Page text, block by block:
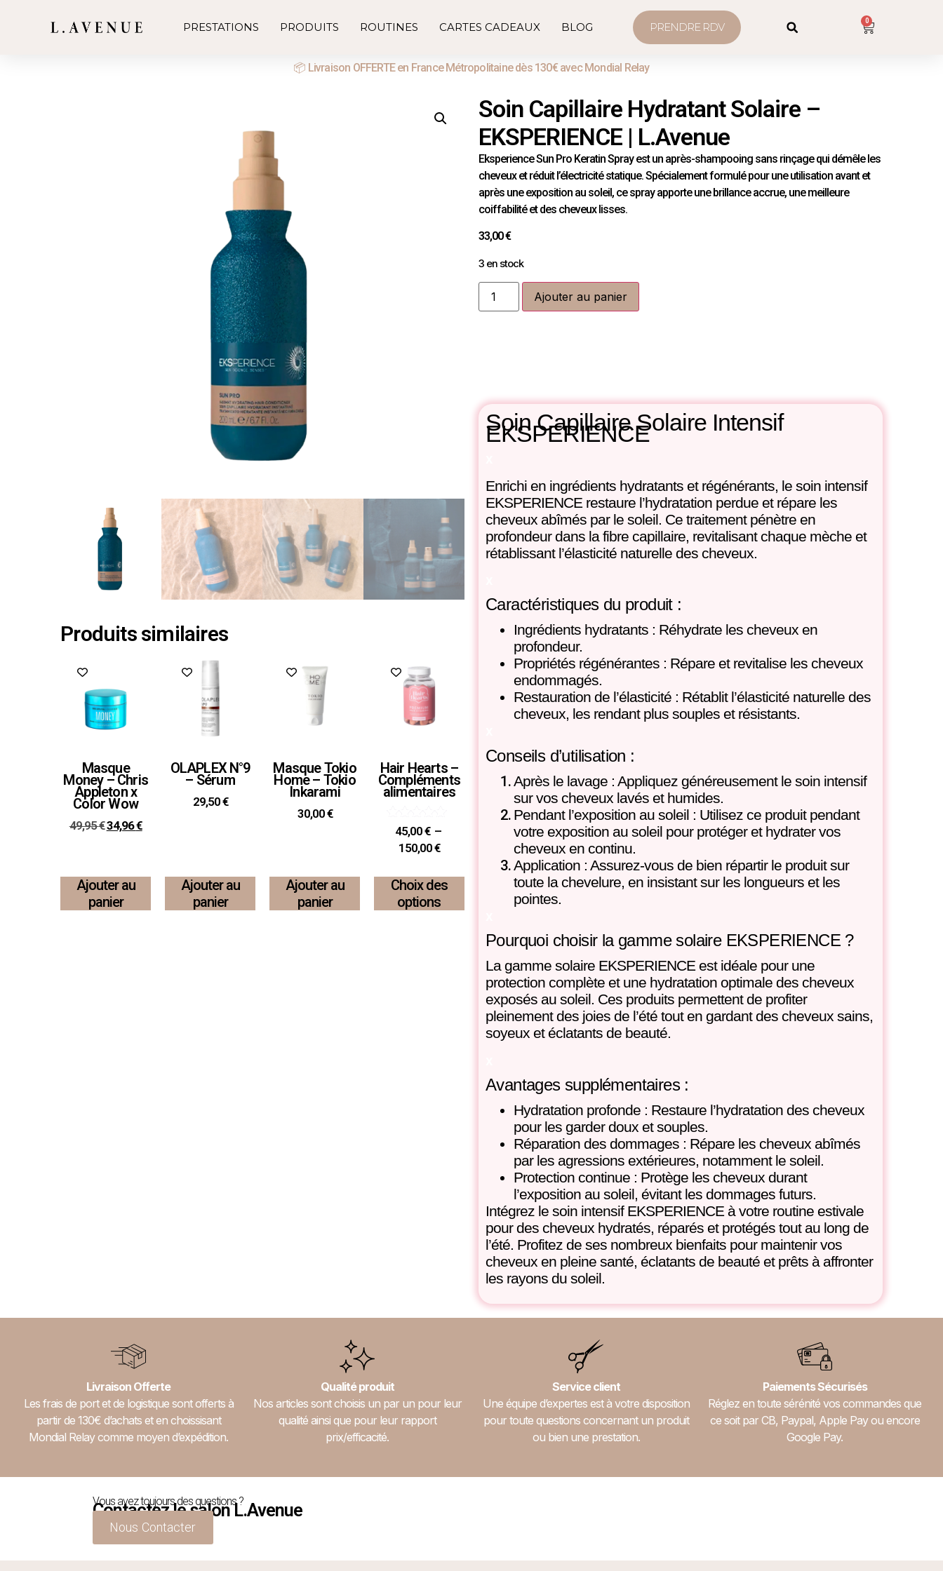
PRESTATIONS PRODUITS ROUTINES CARTES CADEAUX BLOG PRENDRE RDV 0
📦 Livraison OFFERTE en France Métropolitaine dès 130€ avec Mondial Relay
Produits similaires
Masque
Money – Chris
Appleton x
Color Wow
49,95€34,96€
Ajouter au
panier
OLAPLEX N°9
– Sérum
29,50€
Ajouter au
panier
Masque Tokio
Home – Tokio
Inkarami
30,00€
Ajouter au
panier
Hair Hearts –
Compléments
alimentaires
Note
4.67
sur 5
45,00€ –
150,00€
Choix des
options
Soin Capillaire Hydratant Solaire –
EKSPERIENCE | L.Avenue
Eksperience Sun Pro Keratin Spray est un après-shampooing sans rinçage qui démêle les
cheveux et réduit l’électricité statique. Spécialement formulé pour une utilisation avant et
après une exposition au soleil, ce spray apporte une brillance accrue, une meilleure
coiffabilité et des cheveux lisses.
33,00€
3 en stock
Ajouter au panier
Soin Capillaire Solaire Intensif
EKSPERIENCE
Enrichi en ingrédients hydratants et régénérants, le soin intensif
EKSPERIENCE restaure l’hydratation perdue et répare les
cheveux abîmés par le soleil. Ce traitement pénètre en
profondeur dans la fibre capillaire, revitalisant chaque mèche et
rétablissant l’élasticité naturelle des cheveux.
Caractéristiques du produit :
Ingrédients hydratants : Réhydrate les cheveux en
profondeur.
Propriétés régénérantes : Répare et revitalise les cheveux
endommagés.
Restauration de l’élasticité : Rétablit l’élasticité naturelle des
cheveux, les rendant plus souples et résistants.
Conseils d’utilisation :
Après le lavage : Appliquez généreusement le soin intensif
sur vos cheveux lavés et humides.
Pendant l’exposition au soleil : Utilisez ce produit pendant
votre exposition au soleil pour protéger et hydrater vos
cheveux en continu.
Application : Assurez-vous de bien répartir le produit sur
toute la chevelure, en insistant sur les longueurs et les
pointes.
Pourquoi choisir la gamme solaire EKSPERIENCE ?
La gamme solaire EKSPERIENCE est idéale pour une
protection complète et une hydratation optimale des cheveux
exposés au soleil. Ces produits permettent de profiter
pleinement des joies de l’été tout en gardant des cheveux sains,
soyeux et éclatants de beauté.
Avantages supplémentaires :
Hydratation profonde : Restaure l’hydratation des cheveux
pour les garder doux et souples.
Réparation des dommages : Répare les cheveux abîmés
par les agressions extérieures, notamment le soleil.
Protection continue : Protège les cheveux durant
l’exposition au soleil, évitant les dommages futurs.
Intégrez le soin intensif EKSPERIENCE à votre routine estivale
pour des cheveux hydratés, réparés et protégés tout au long de
l’été. Profitez de ses nombreux bienfaits pour maintenir vos
cheveux en pleine santé, éclatants de beauté et prêts à affronter
les rayons du soleil.
Livraison Offerte
Les frais de port et de logistique sont offerts à
partir de 130€ d’achats et en choissisant
Mondial Relay comme moyen d’expédition.
Qualité produit
Nos articles sont choisis un par un pour leur
qualité ainsi que pour leur rapport
prix/efficacité.
Service client
Une équipe d’expertes est à votre disposition
pour toute questions concernant un produit
ou bien une prestation.
Paiements Sécurisés
Réglez en toute sérénité vos commandes que
ce soit par CB, Paypal, Apple Pay ou encore
Google Pay.
Vous avez toujours des questions ?
Contactez le salon L.Avenue
Nous Contacter